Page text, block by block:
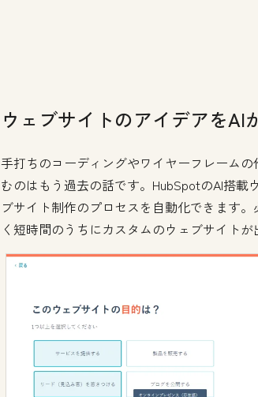
ウェブサイトのアイデアをAI
手打ちのコーディングやワイヤーフレーム
むのはもう過去の話です。HubSpotのAI搭載
ブサイト制作のプロセスを自動化できます
く短時間のうちにカスタムのウェブサイトが